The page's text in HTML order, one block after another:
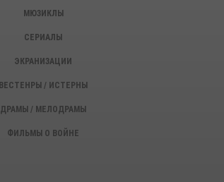
МЮЗИКЛЫ
СЕРИАЛЫ
ЭКРАНИЗАЦИИ
ВЕСТЕНРЫ / ИСТЕРНЫ
ДРАМЫ / МЕЛОДРАМЫ
ФИЛЬМЫ О ВОЙНЕ